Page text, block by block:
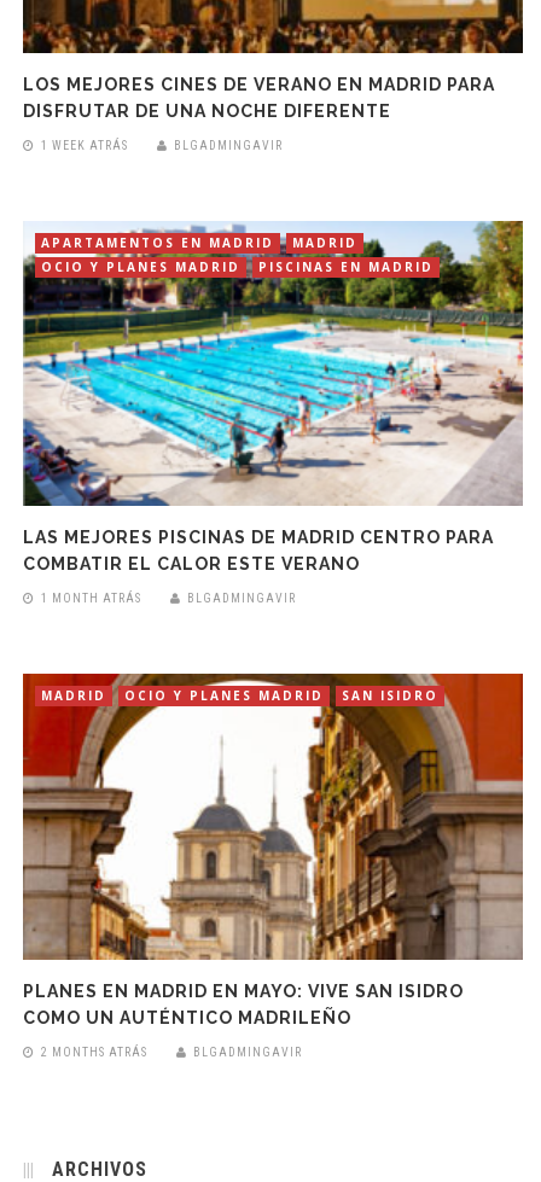
LOS MEJORES CINES DE VERANO EN MADRID PARA
DISFRUTAR DE UNA NOCHE DIFERENTE
1 WEEK ATRÁS BLGADMINGAVIR
APARTAMENTOS EN MADRID
MADRID
OCIO Y PLANES MADRID
PISCINAS EN MADRID
LAS MEJORES PISCINAS DE MADRID CENTRO PARA
COMBATIR EL CALOR ESTE VERANO
1 MONTH ATRÁS BLGADMINGAVIR
MADRID OCIO Y PLANES MADRID SAN ISIDRO
PLANES EN MADRID EN MAYO: VIVE SAN ISIDRO
COMO UN AUTÉNTICO MADRILEÑO
2 MONTHS ATRÁS BLGADMINGAVIR
ARCHIVOS